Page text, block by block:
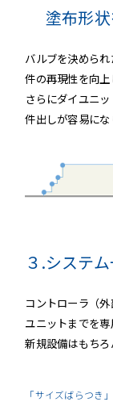
塗布形
バルブを決めら
件の再現性を向上
さらにダイユニ
件出しが容易にな
３.システ
コントローラ（
ユニットまでを専
新規設備はもちろ
「サイズばらつき